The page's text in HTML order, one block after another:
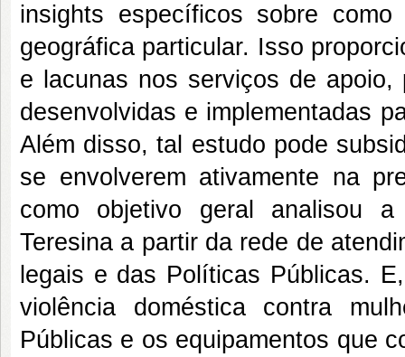
insights específicos sobre
geográfica particular. Isso
e lacunas nos serviços de
desenvolvidas e implementadas
Além disso, tal estudo pode
se envolverem ativamente na
como objetivo geral analisou
Teresina a partir da rede de
legais e das Políticas Públicas.
violência doméstica contra
Públicas e os equipamentos que